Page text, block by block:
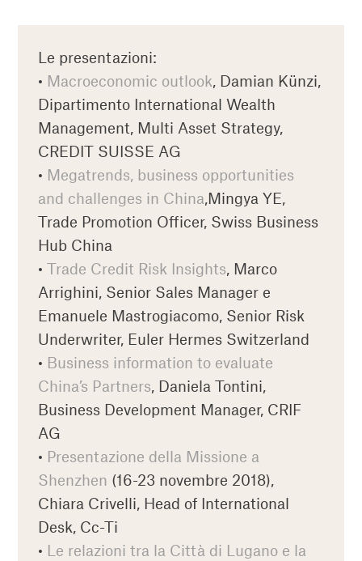
Le presentazioni:
• Macroeconomic outlook, Damian Künzi,
Dipartimento International Wealth
Management, Multi Asset Strategy,
CREDIT SUISSE AG
• Megatrends, business opportunities
and challenges in China,Mingya YE,
Trade Promotion Officer, Swiss Business
Hub China
•Trade Credit Risk Insights, Marco
Arrighini, Senior Sales Manager e
Emanuele Mastrogiacomo, Senior Risk
Underwriter, Euler Hermes Switzerland
• Business information to evaluate
China’s Partners, Daniela Tontini,
Business Development Manager, CRIF
AG
• Presentazione della Missione a
Shenzhen (16-23 novembre 2018),
Chiara Crivelli, Head of International
Desk, Cc-Ti
• Le relazioni tra la Città di Lugano e la